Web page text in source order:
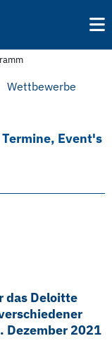
Wettbewerbe
Event's
das Deloitte
Dezember 2021